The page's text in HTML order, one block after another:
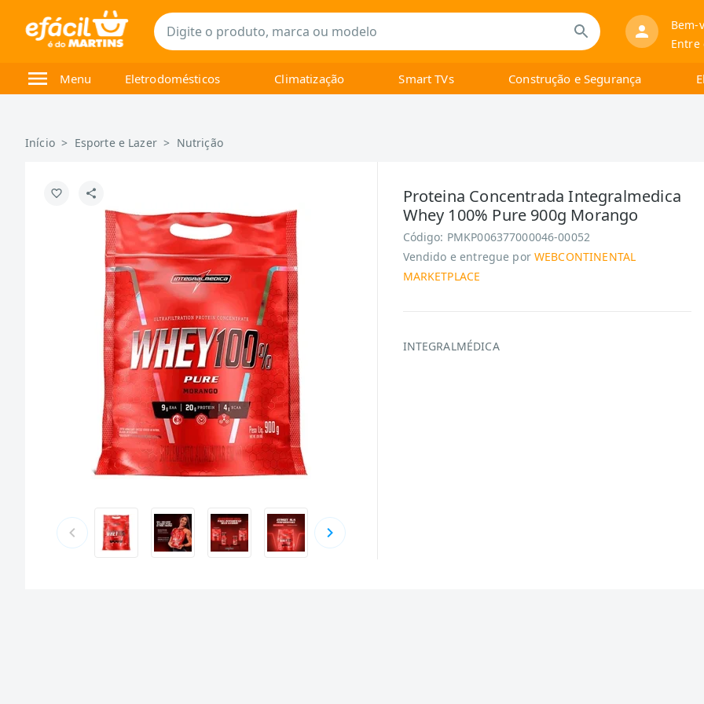
Bem-
Entre
Menu Eletrodomésticos Climatização Smart TVs Construção e Segurança
Início > Esporte e Lazer > Nutrição
Proteina Concentrada Integralmedica
Whey 100% Pure 900g Morango
Código: PMKP006377000046-00052
Vendido e entregue por WEBCONTINENTAL
MARKETPLACE
INTEGRALMÉDICA